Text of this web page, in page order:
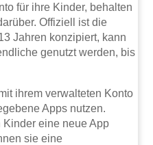
für ihre Kinder, behalten
Offiziell ist die
Jahren konzipiert, kann
genutzt werden, bis
ihrem verwalteten Konto
Apps nutzen.
Kinder eine neue App
sie eine